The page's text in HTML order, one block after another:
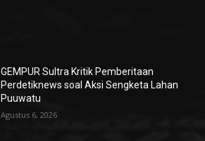
GEMPUR Sultra Kritik Pemberitaan
Perdetiknews soal Aksi Sengketa Lahan
Puuwatu
Agustus 6, 2026